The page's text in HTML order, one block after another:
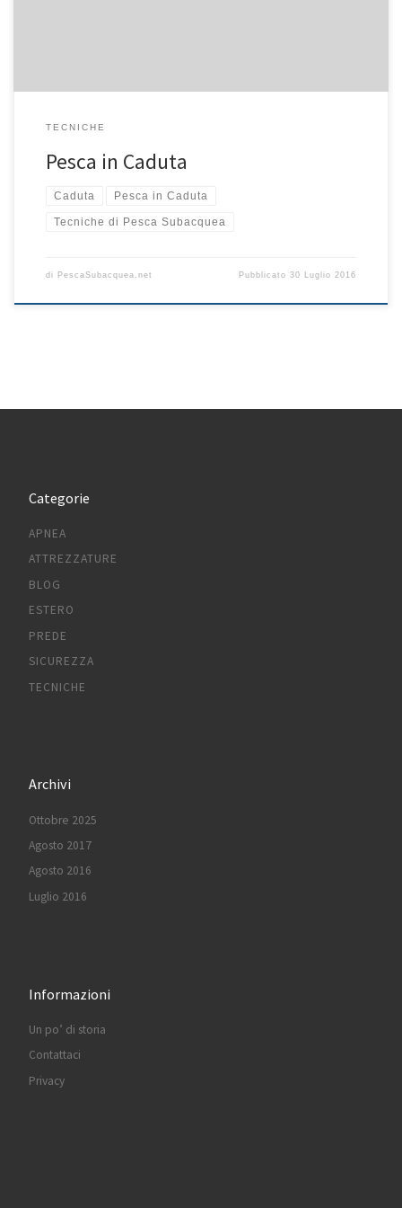
TECNICHE
Pesca in Caduta
Caduta Pesca in Caduta
Tecniche di Pesca Subacquea
di PescaSubacquea.net Pubblicato30 Luglio 2016
Categorie
APNEA
ATTREZZATURE
BLOG
ESTERO
PREDE
SICUREZZA
TECNICHE
Archivi
Ottobre 2025
Agosto 2017
Agosto 2016
Luglio 2016
Informazioni
Un po’ di storia
Contattaci
Privacy